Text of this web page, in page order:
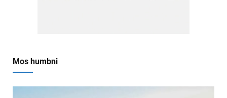
Mos humbni